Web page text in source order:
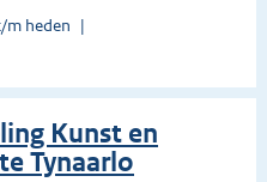
heden
Kunst en
Tynaarlo